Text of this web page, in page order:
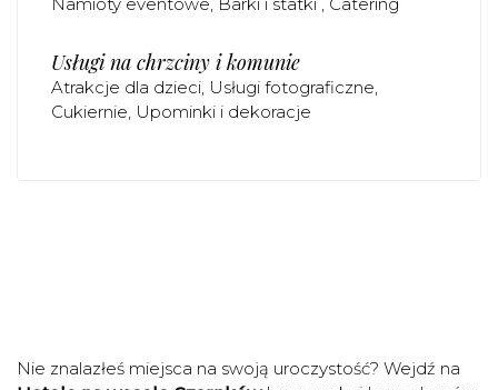
Usługi na chrzciny i komunie
Atrakcje dla dzieci Usługi fotograficzne
Cukiernie Upominki i dekoracje
Nie znalazłeś miejsca na swoją uroczystość? Wejdź na